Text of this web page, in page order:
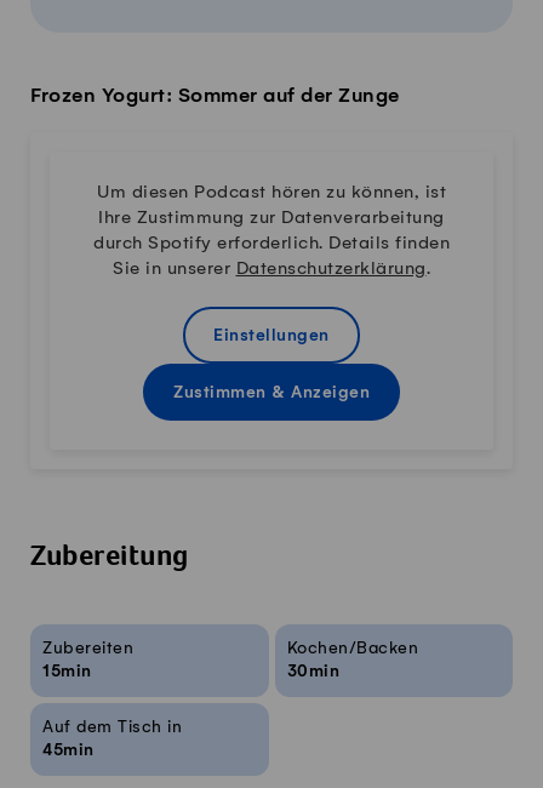
Frozen Yogurt: Sommer auf der Zunge
Um diesen Podcast hören zu können, ist
Ihre Zustimmung zur Datenverarbeitung
durch Spotify erforderlich. Details finden
Sie in unserer Datenschutzerklärung.
Einstellungen
Zustimmen & Anzeigen
Zubereitung
Rezeptinfos
Zubereiten
15min
Kochen/Backen
30min
Auf dem Tisch in
45min